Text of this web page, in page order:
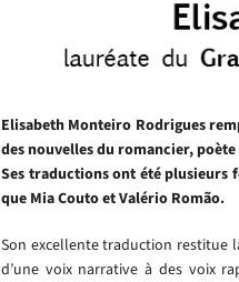
Elisabeth Monteiro Rodrigues
des nouvelles du romancier,
Ses traductionsont été plusieurs
que Mia Couto et Valério Romão.
Son excellente traduction restitue
d’une voix narrative à des voix